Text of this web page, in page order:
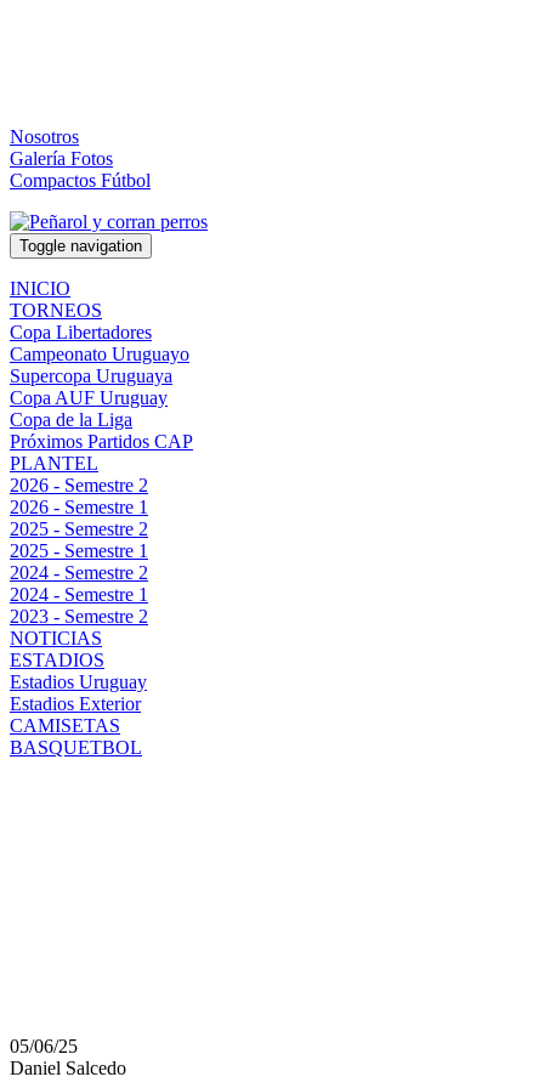
Nosotros
Galería Fotos
Compactos Fútbol
Toggle navigation
INICIO
TORNEOS
Copa Libertadores
Campeonato Uruguayo
Supercopa Uruguaya
Copa AUF Uruguay
Copa de la Liga
Próximos Partidos CAP
PLANTEL
2026 - Semestre 2
2026 - Semestre 1
2025 - Semestre 2
2025 - Semestre 1
2024 - Semestre 2
2024 - Semestre 1
2023 - Semestre 2
NOTICIAS
ESTADIOS
Estadios Uruguay
Estadios Exterior
CAMISETAS
BASQUETBOL
05/06/25
Daniel Salcedo